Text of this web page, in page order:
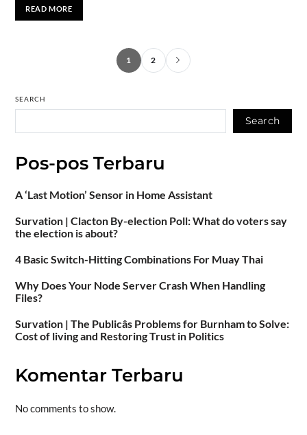
READ MORE
1 2
SEARCH
Search
Pos-pos Terbaru
A ‘Last Motion’ Sensor in Home Assistant
Survation | Clacton By-election Poll: What do voters say
the election is about?
4 Basic Switch-Hitting Combinations For Muay Thai
Why Does Your Node Server Crash When Handling
Files?
Survation | The Publicâs Problems for Burnham to Solve:
Cost of living and Restoring Trust in Politics
Komentar Terbaru
No comments to show.